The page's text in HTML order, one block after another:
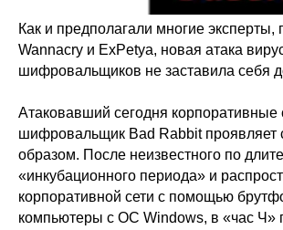
Как и предполагали многие эксперты,
Wannacry и ExPetya, новая атака
шифровальщиков не заставила себя
Атаковавший сегодня корпоративные
шифровальщик Bad Rabbit проявляет
образом. После неизвестного по
«инкубационного периода» и
корпоративной сети с помощью
компьютеры с ОС Windows, в «час Ч»